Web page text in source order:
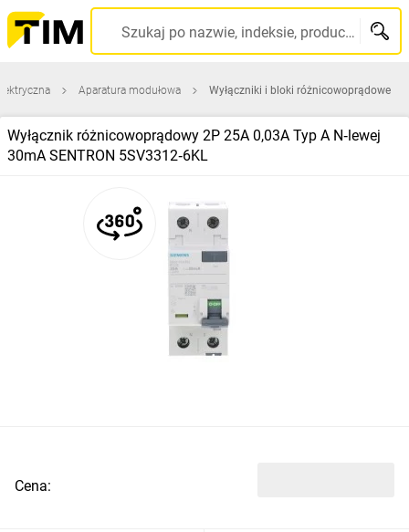
Szukaj po nazwie, indeksie, producencie, kodzie kreskowym...
Aparatura modułowa Wyłączniki i bloki różnicowoprądowe
Wyłącznik różnicowoprądowy 2P 25A 0,03A Typ A N‑lewej
30mA SENTRON 5SV3312‑6KL
Cena: